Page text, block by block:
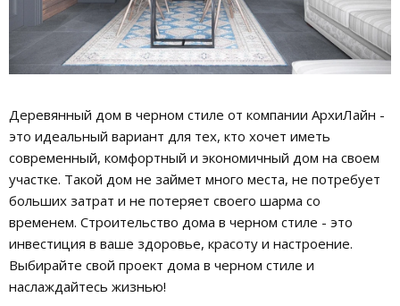
Деревянный дом в черном стиле от компании АрхиЛайн -
это идеальный вариант для тех, кто хочет иметь
современный, комфортный и экономичный дом на своем
участке. Такой дом не займет много места, не потребует
больших затрат и не потеряет своего шарма со
временем. Строительство дома в черном стиле - это
инвестиция в ваше здоровье, красоту и настроение.
Выбирайте свой проект дома в черном стиле и
наслаждайтесь жизнью!